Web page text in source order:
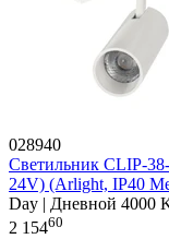
028940
Светильник CLIP-
24V) (Arlight, IP40
Day | Дневной 4000
2 15460